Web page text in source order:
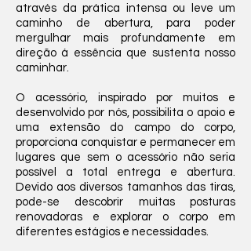
através da prática intensa ou leve um
caminho de abertura, para poder
mergulhar mais profundamente em
direção á essência que sustenta nosso
caminhar.
O acessório, inspirado por muitos e
desenvolvido por nós, possibilita o apoio e
uma extensão do campo do corpo,
proporciona conquistar e permanecer em
lugares que sem o acessório não seria
possível a total entrega e abertura.
Devido aos diversos tamanhos das tiras,
pode-se descobrir muitas posturas
renovadoras e explorar o corpo em
diferentes estágios e necessidades.